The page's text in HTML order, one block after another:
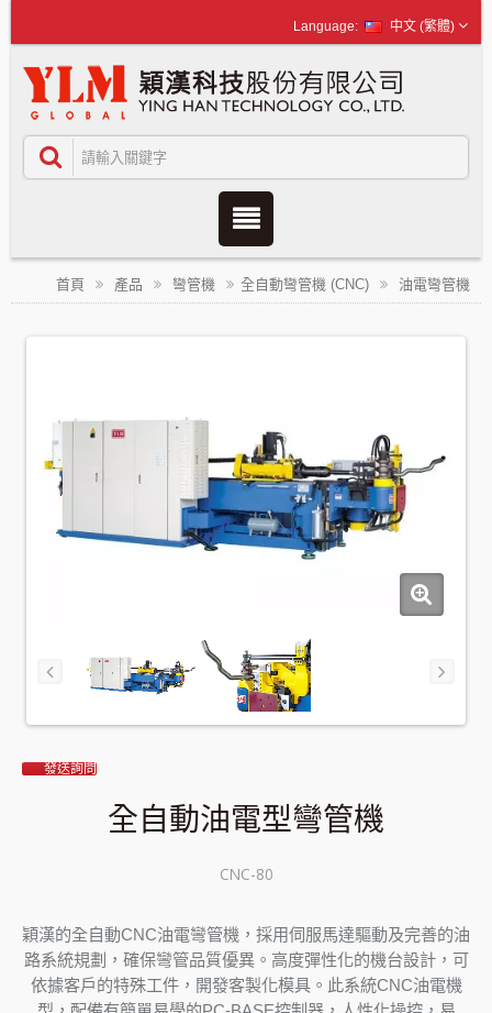
中文 (繁體)
首頁 產品 彎管機 全自動彎管機 (CNC) 油電彎管機
發送詢問
全自動油電型彎管機
CNC-80
穎漢的全自動CNC油電彎管機，採用伺服馬達驅動及完善的油
路系統規劃，確保彎管品質優異。高度彈性化的機台設計，可
依據客戶的特殊工件，開發客製化模具。此系統CNC油電機